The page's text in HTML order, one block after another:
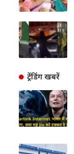
ट्रेंडिंग खबरें